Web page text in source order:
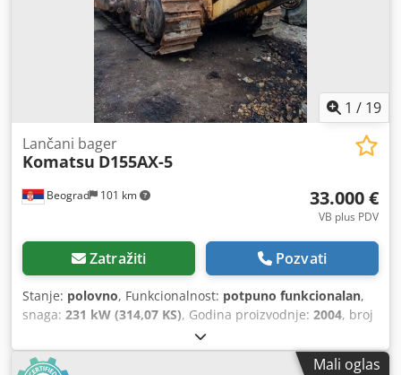
1 / 19
Beograd 101 km
Lančani bager
Komatsu D155AX-5
33.000 €
VB plus PDV
Zatražiti Pozvati
Stanje: polovno, Funkcionalnost: potpuno funkcionalan,
snaga: 231 kW (314,07 KS), Godina proizvodnje: 2004, broj
KMTODO61E02076058
funkcionalan Cedpfx Ajylyp Ujhtoha
Mali oglas